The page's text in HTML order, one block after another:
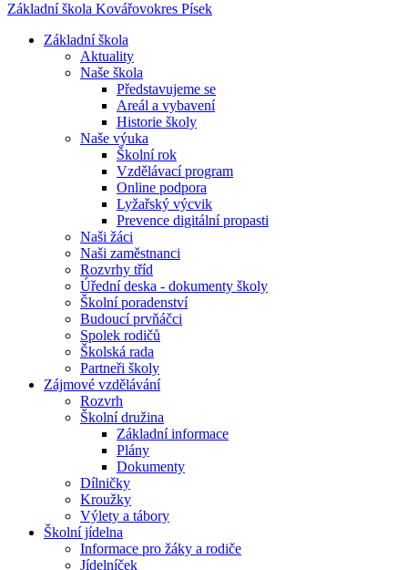
Základní škola Kovářovokres Písek
Základní škola
Aktuality
Naše škola
Představujeme se
Areál a vybavení
Historie školy
Naše výuka
Školní rok
Vzdělávací program
Online podpora
Lyžařský výcvik
Prevence digitální propasti
Naši žáci
Naši zaměstnanci
Rozvrhy tříd
Úřední deska - dokumenty školy
Školní poradenství
Budoucí prvňáčci
Spolek rodičů
Školská rada
Partneři školy
Zájmové vzdělávání
Rozvrh
Školní družina
Základní informace
Plány
Dokumenty
Dílničky
Kroužky
Výlety a tábory
Školní jídelna
Informace pro žáky a rodiče
Jídelníček